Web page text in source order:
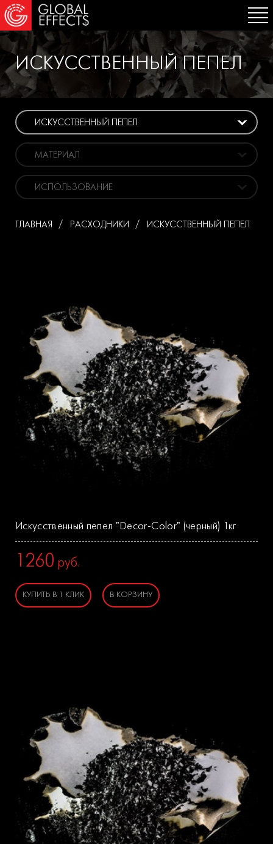
ИСКУССТВЕННЫЙ ПЕПЕЛ
ИСКУССТВЕННЫЙ ПЕПЕЛ
МАТЕРИАЛ
ИСПОЛЬЗОВАНИЕ
ГЛАВНАЯ РАСХОДНИКИ ИСКУССТВЕННЫЙ ПЕПЕЛ
Искусственный пепел "Decor-Color" (черный) 1кг
1260 руб.
КУПИТЬ В 1 КЛИК В КОРЗИНУ